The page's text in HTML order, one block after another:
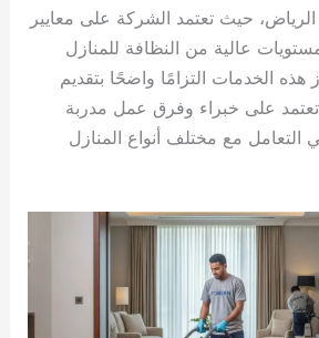
حيث تعتمد الشركة على معايير
عالية من النظافة للمنازل
هذه الخدمات التزامًا واضحًا بتقديم
على خبراء وفرق عمل مدربة
مع مختلف أنواع المنازل